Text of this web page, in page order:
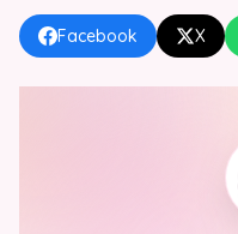
Facebook X